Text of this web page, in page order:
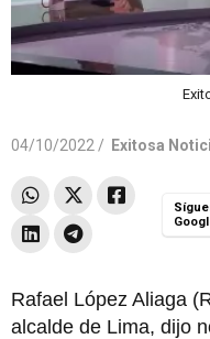
04/10/2022 / Exitosa
Rafael López Aliaga
alcalde de Lima, dijo